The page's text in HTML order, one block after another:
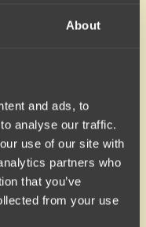
About
and ads, to
analyse our traffic.
use of our site with
partners who
that you’ve
from your use